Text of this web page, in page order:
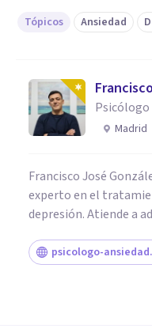
Tópicos Ansiedad
Psicólogo
Madrid
Francisco José
experto en el
depresión. Atiende a
psicologo-